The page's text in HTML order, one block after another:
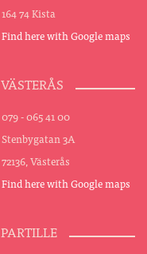
164 74 Kista
Find here with Google maps
VÄSTERÅS
079 - 065 41 00
Stenbygatan 3A
72136, Västerås
Find here with Google maps
PARTILLE